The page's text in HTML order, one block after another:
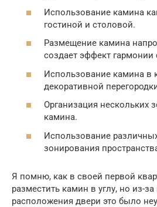
Использование камина
гостиной и столовой.
Размещение камина
создает эффект гармонии
Использование камина в
декоративной
Организация нескольких
камина.
Использование
зонирования
Я помню, как в своей первой
разместить камин в углу, но из-за
расположения двери это было